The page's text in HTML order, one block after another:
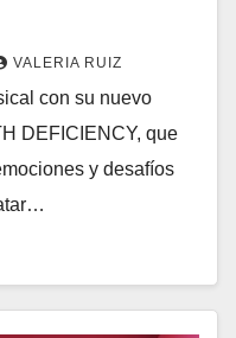
VALERIA RUIZ
con su nuevo
DEFICIENCY, que
y desafíos